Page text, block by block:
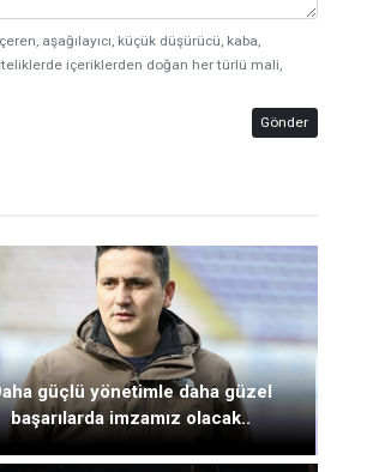
aşağılayıcı, küçük düşürücü, kaba,
içeriklerden doğan her türlü mali,
Gönder
güçlü yönetimle daha güzel
başarılarda imzamız olacak..